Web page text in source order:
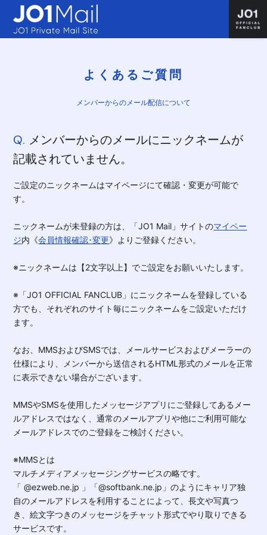
よくあるご質問
メンバーからのメール配信について
Q. メンバーからのメールにニックネームが
記載されていません。
ご設定のニックネームはマイページにて確認・変更が可能で
す。
ニックネームが未登録の方は、「JO1 Mail」サイトのマイペー
ジ内《会員情報確認･変更》よりご登録ください。
※ニックネームは【2文字以上】でご設定をお願いいたします。
※「JO1 OFFICIAL FANCLUB」にニックネームを登録している
方でも、それぞれのサイト毎にニックネームをご設定いただけ
ます。
なお、MMSおよびSMSでは、メールサービスおよびメーラーの
仕様により、メンバーから送信されるHTML形式のメールを正常
に表示できない場合がございます。
MMSやSMSを使用したメッセージアプリにご登録してあるメー
ルアドレスではなく、通常のメールアプリや他にご利用可能な
メールアドレスでのご登録をご検討ください。
※MMSとは
マルチメディアメッセージングサービスの略です。
「 @ezweb.ne.jp 」「@softbank.ne.jp」のようにキャリア独
自のメールアドレスを利用することによって、長文や写真つ
き、絵文字つきのメッセージをチャット形式でやり取りできる
サービスです。